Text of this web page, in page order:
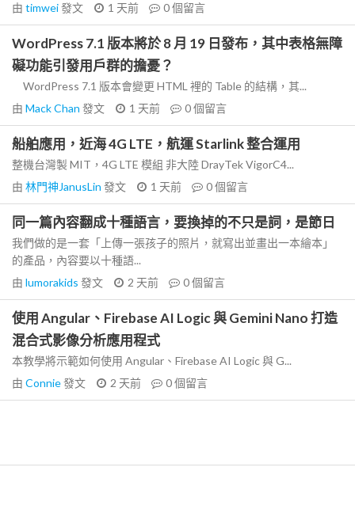
由 timwei發文 1 天前 0個留言
WordPress 7.1 版本將於 8 月 19 日發布，其中表格無障
礙功能引發用戶群的擔憂？
WordPress 7.1 版本會變更 HTML 裡的 Table 的結構，其...
由 Mack Chan 發文 1 天前 0個留言
船舶應用，近海 4G LTE，航運 Starlink 整合運用
整機台灣製 MIT，4G LTE 模組 非大陸 DrayTek VigorC4...
由 林門神JanusLin 發文 1 天前 0個留言
同一篇內容翻成十種語言，要換掉的不只是詞，是節日
我們做的是一套「上傳一張孩子的照片，就寫出並畫出一本繪本」
的產品，內容要以十種語...
由 lumorakids 發文 2 天前 0個留言
使用 Angular、Firebase AI Logic 與 Gemini Nano 打造
混合式影像分析應用程式
本教學將示範如何使用 Angular、Firebase AI Logic 與 G...
由 Connie發文 2 天前 0個留言